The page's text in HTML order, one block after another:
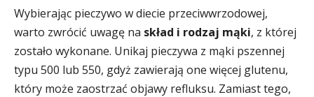
Wybierając pieczywo w diecie przeciwwrzodowej,
warto zwrócić uwagę na skład i rodzaj mąki, z której
zostało wykonane. Unikaj pieczywa z mąki pszennej
typu 500 lub 550, gdyż zawierają one więcej glutenu,
który może zaostrzać objawy refluksu. Zamiast tego,